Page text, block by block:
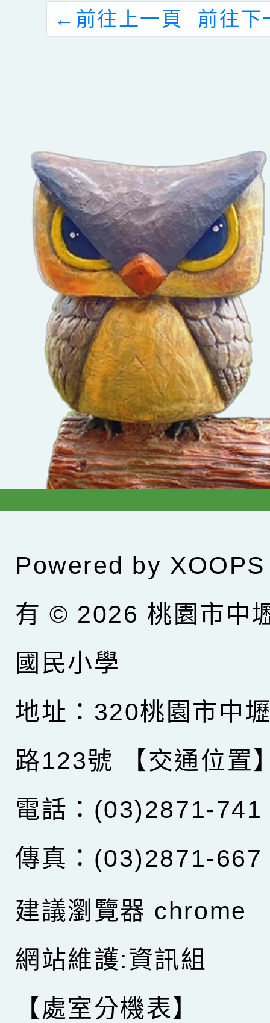
鼓勵
← 前往上一頁 前往下
Powered by XOOPS
有 © 2026 桃園市中
國民小學
地址：320桃園市中
路123號
【交通位置
電話：(03)2871-741
傳真：(03)2871-667
建議瀏覽器 chrome
網站維護:資訊組
【處室分機表】